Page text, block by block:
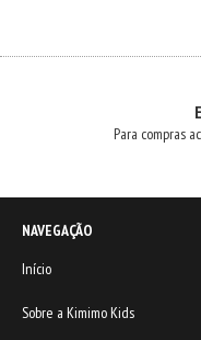
Para compras
NAVEGAÇÃO
Início
Sobre a Kimimo Kids